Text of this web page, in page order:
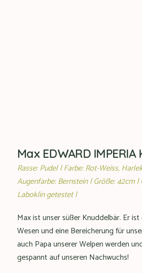
Max EDWARD IMPERIA
Rasse: Pudel | Farbe: Rot-Weiss,
Augenfarbe: Bernstein | Größe: 42cm |
Laboklin getestet |
Max ist unser süßer Knuddelbär. Er
Wesen und eine Bereicherung für
auch Papa unserer Welpen werden
gespannt auf unseren Nachwuchs!